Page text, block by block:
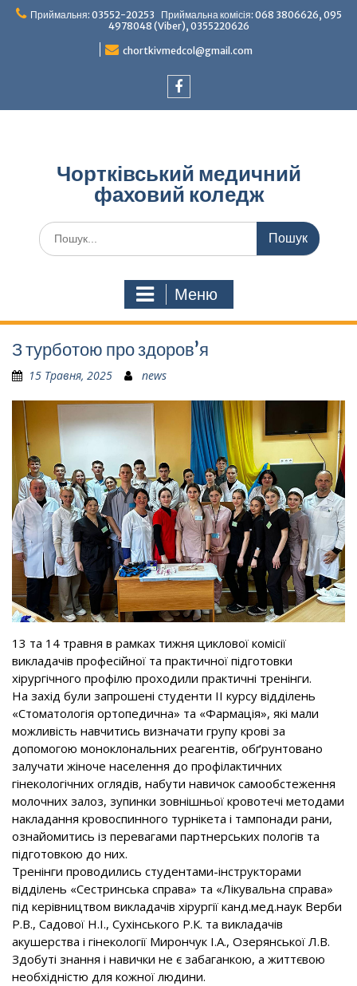
ПерейтиПриймальня: 03552-20253 Приймальна комісія: 068 3806626, 095
4978048 (Viber), 0355220626
chortkivmedcol@gmail.com
Чортківський медичний
фаховий коледж
Шукати:
Меню
З турботою про здоров’я
15 Травня, 2025 news
13 та 14 травня в рамках тижня циклової комісії
викладачів професійної та практичної підготовки
хірургічного профілю проходили практичні тренінги.
На захід були запрошені студенти ІІ курсу відділень
«Стоматологія ортопедична» та «Фармація», які мали
можливість навчитись визначати групу крові за
допомогою моноклональних реагентів, обґрунтовано
залучати жіноче населення до профілактичних
гінекологічних оглядів, набути навичок самообстеження
молочних залоз, зупинки зовнішньої кровотечі методами
накладання кровоспинного турнікета і тампонади рани,
ознайомитись із перевагами партнерських пологів та
підготовкою до них.
Тренінги проводились студентами-інструкторами
відділень «Сестринська справа» та «Лікувальна справа»
під керівництвом викладачів хірургії канд.мед.наук Верби
Р.В., Садової Н.І., Сухінського Р.К. та викладачів
акушерства і гінекології Мирончук І.А., Озерянської Л.В.
Здобуті знання і навички не є забаганкою, а життєвою
необхідністю для кожної людини.